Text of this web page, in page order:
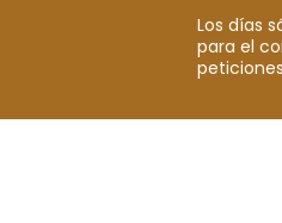
Los días
para el